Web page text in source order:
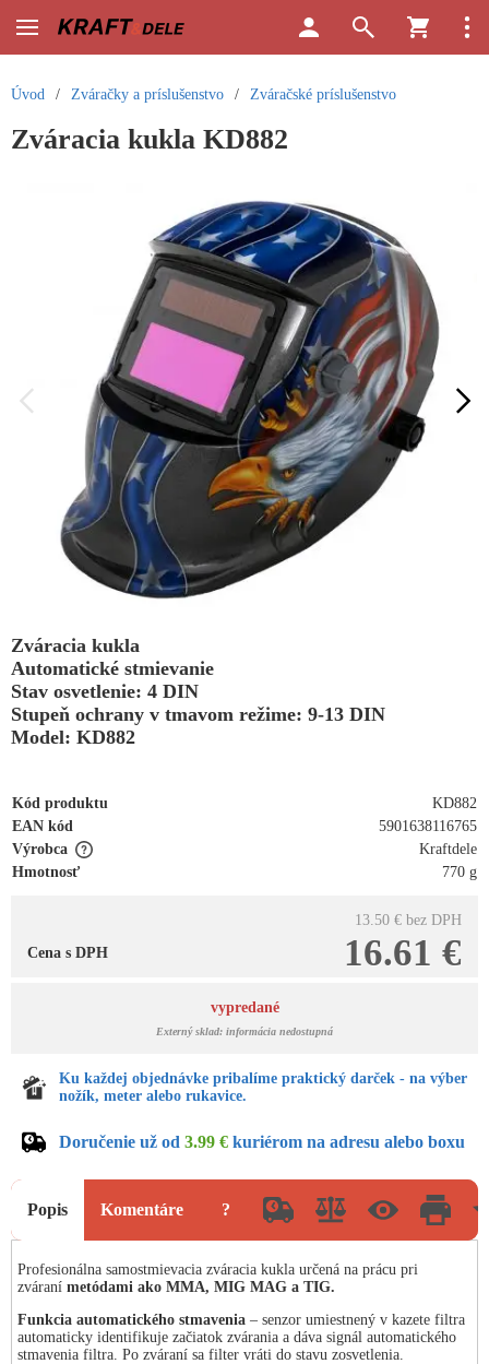
Úvod / Zváračky a príslušenstvo / Zváračské príslušenstvo
Zváracia kukla KD882
Zváracia kukla
Automatické stmievanie
Stav osvetlenie: 4 DIN
Stupeň ochrany v tmavom režime: 9-13 DIN
Model: KD882
Kód produktu
KD882
EAN kód
5901638116765
Výrobca
Kraftdele
Hmotnosť
770 g
13.50 € bez DPH
16.61 €
Cena s DPH
vypredané
Externý sklad: informácia nedostupná
Ku každej objednávke pribalíme praktický darček - na výber
nožík, meter alebo rukavice.
Doručenie už od 3.99 € kuriérom na adresu alebo boxu
Popis Komentáre ?
Profesionálna samostmievacia zváracia kukla určená na prácu pri
zváraní metódami ako MMA, MIG MAG a TIG.
Funkcia automatického stmavenia – senzor umiestnený v kazete filtra
automaticky identifikuje začiatok zvárania a dáva signál automatického
stmavenia filtra. Po zváraní sa filter vráti do stavu zosvetlenia.